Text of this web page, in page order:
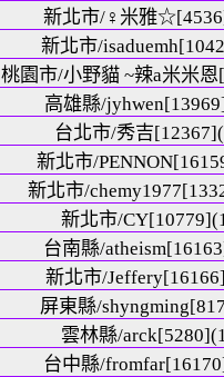
新北市/♀米雅
新北市/
桃園市/小野貓 ~辣a米米
高雄縣/
台北市/秀吉
新北市/
新北市/
新北市/
台南縣/
新北市/
屏東縣/
雲林縣/
台中縣/